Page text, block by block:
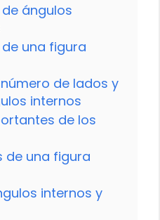
ángulos
una figura
de lados y
internos
de los
de una figura
internos y